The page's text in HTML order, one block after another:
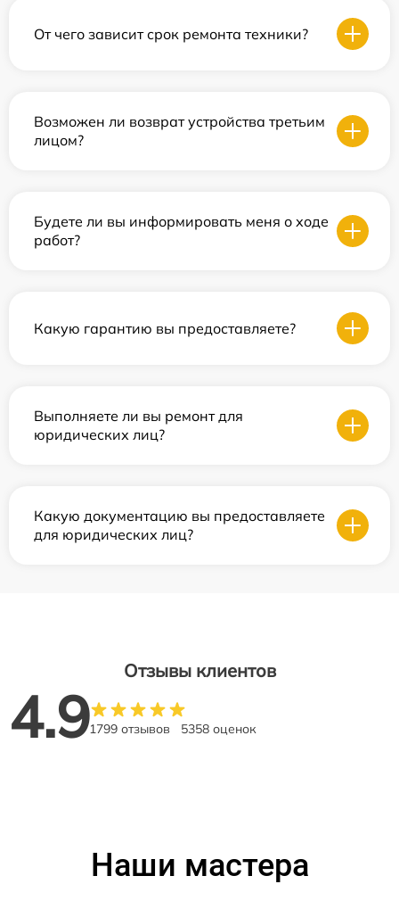
От чего зависит срок ремонта техники?
Возможен ли возврат устройства третьим
лицом?
Будете ли вы информировать меня о ходе
работ?
Какую гарантию вы предоставляете?
Выполняете ли вы ремонт для
юридических лиц?
Какую документацию вы предоставляете
для юридических лиц?
Отзывы клиентов
4.91799 отзывов 5358 оценок
Наши мастера